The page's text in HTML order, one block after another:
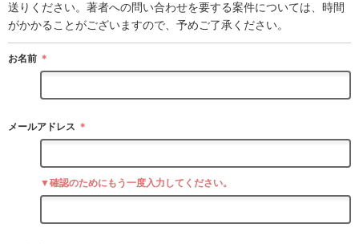
送りください。著者への問い合わせを要する案件については、時間
がかかることがございますので、予めご了承ください。
お名前 ＊
メールアドレス ＊
▼確認のためにもう一度入力してください。